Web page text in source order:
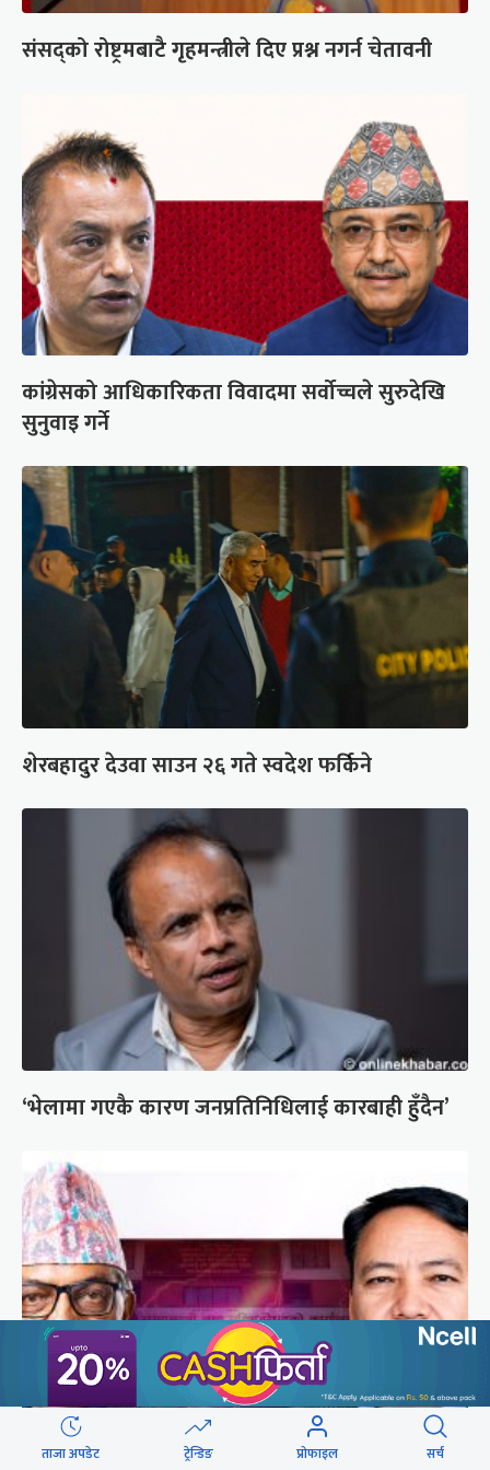
संसद्को रोष्ट्रमबाटै गृहमन्त्रीले दिए प्रश्न नगर्न चेतावनी
कांग्रेसको आधिकारिकता विवादमा सर्वोच्चले सुरुदेखि
सुनुवाइ गर्ने
शेरबहादुर देउवा साउन २६ गते स्वदेश फर्किने
‘भेलामा गएकै कारण जनप्रतिनिधिलाई कारबाही हुँदैन’
एकवर्षे मुख्यमन्त्री बन्न एमालेको शक्ति संघर्ष उत्कर्षमा
ताजा अपडेट ट्रेन्डिङ प्रोफाइल सर्च